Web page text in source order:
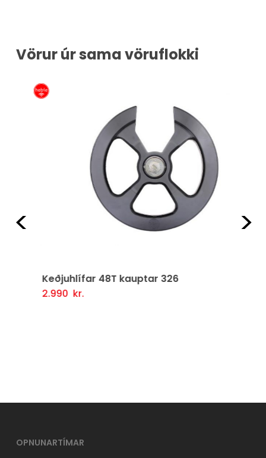
Vörur úr sama vöruflokki
Keðjuhlífar 48T kauptar 326
2.990kr.
Setja Í Körfu
OPNUNARTÍMAR